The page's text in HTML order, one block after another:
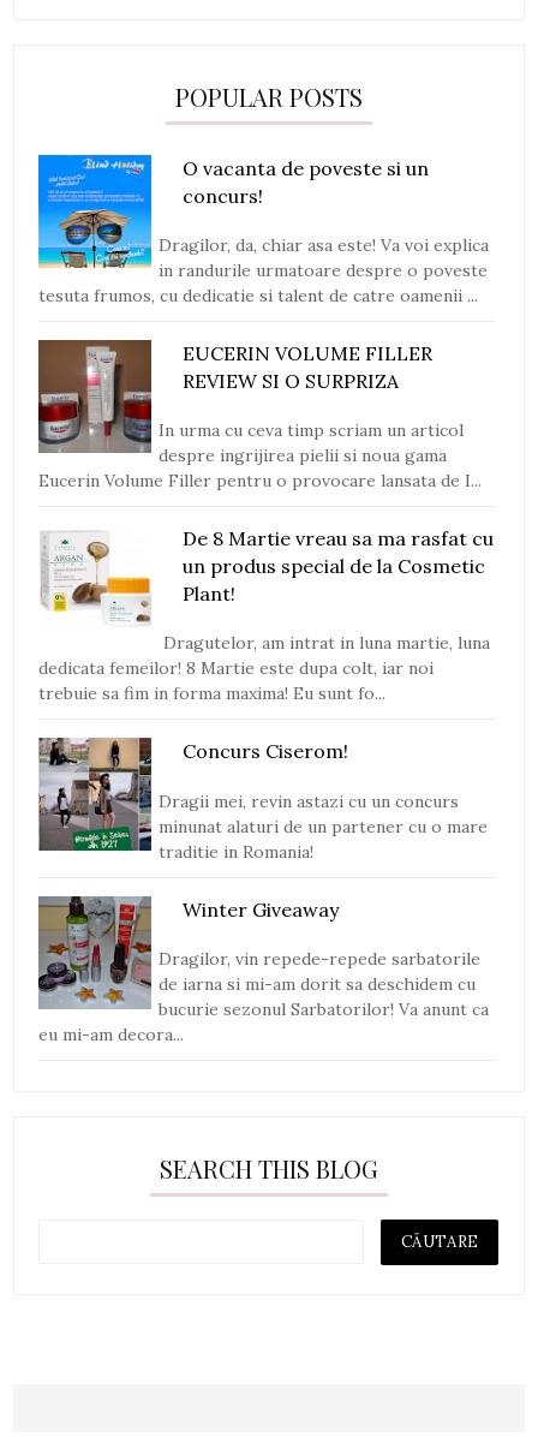
POPULAR POSTS
O vacanta de poveste si un
concurs!
Dragilor, da, chiar asa este! Va voi explica
in randurile urmatoare despre o poveste
tesuta frumos, cu dedicatie si talent de catre oamenii ...
EUCERIN VOLUME FILLER
REVIEW SI O SURPRIZA
In urma cu ceva timp scriam un articol
despre ingrijirea pielii si noua gama
Eucerin Volume Filler pentru o provocare lansata de I...
De 8 Martie vreau sa ma rasfat cu
un produs special de la Cosmetic
Plant!
Dragutelor, am intrat in luna martie, luna
dedicata femeilor! 8 Martie este dupa colt, iar noi
trebuie sa fim in forma maxima! Eu sunt fo...
Concurs Ciserom!
Dragii mei, revin astazi cu un concurs
minunat alaturi de un partener cu o mare
traditie in Romania!
Winter Giveaway
Dragilor, vin repede-repede sarbatorile
de iarna si mi-am dorit sa deschidem cu
bucurie sezonul Sarbatorilor! Va anunt ca
eu mi-am decora...
SEARCH THIS BLOG